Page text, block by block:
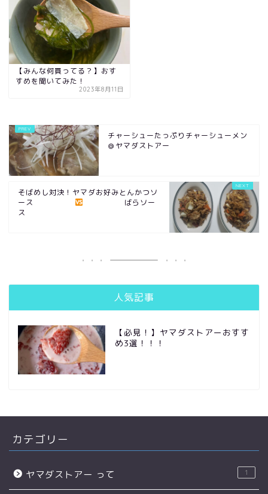
【みんな何買ってる？】おす
すめを聞いてみた！
2023年8月11日
チャーシューたっぷりチャーシューメン
＠ヤマダストアー
そばめし対決！ヤマダお好みとんかつソ
ース
ばらソー
ス
人気記事
【必見！】ヤマダストアーおすす
め3選！！！
カテゴリー
ヤマダストアー って 1